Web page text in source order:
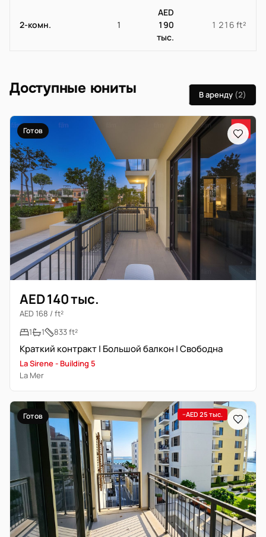
2-комн. 1
AED
190
тыс.
1 216 ft²
Доступные юниты В аренду (2)
Готов
AED 140 тыс.
AED 168 / ft²
1
1 833 ft²
Краткий контракт | Большой балкон | Свободна
La Sirene - Building 5
La Mer
Готов −AED 25 тыс.